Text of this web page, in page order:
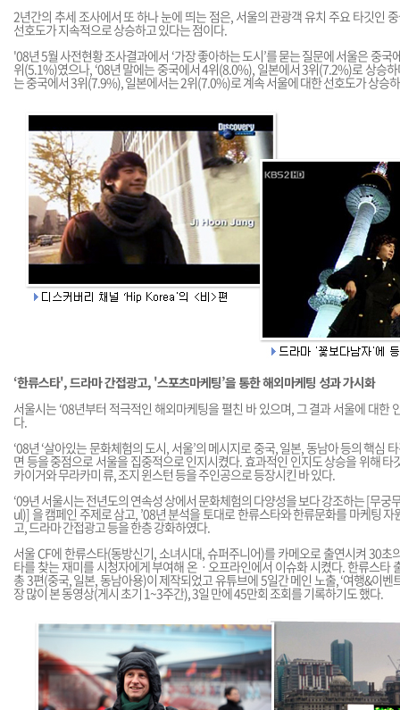
2년간의 추세 조사에서 또 하나 눈에 띄는 점은, 서울의 관광객 유치 주요 타깃인 중
선호도가 지속적으로 상승하고 있다는 점이다.
'08년 5월 사전현황 조사결과에서 ‘가장 좋아하는 도시’를 묻는 질문에 서울은 중
위(5.1%)였으나, ‘08년 말에는 중국에서 4위(8.0%), 일본에서 3위(7.2%)로 상승
는 중국에서 3위(7.9%), 일본에서는 2위(7.0%)로 계속 서울에 대한 선호도가 상승
‘한류스타', 드라마 간접광고, '스포츠마케팅’을 통한 해외마케팅 성과 가시화
서울시는 ‘08년부터 적극적인 해외마케팅을 펼친 바 있으며, 그 결과 서울에 대한
다.
‘08년 ‘살아있는 문화체험의 도시, 서울’의 메시지로 중국, 일본, 동남아 등의 핵심
면 등을 중점으로 서울을 집중적으로 인지시켰다. 효과적인 인지도 상승을 위해 타
카이거와 무라카미 류, 조지 윈스턴 등을 주인공으로 등장시킨 바 있다.
‘09년 서울시는 전년도의 연속성 상에서 문화체험의 다양성을 보다 강조하는 [무궁
ul)] 을 캠페인 주제로 삼고, ’08년 분석을 토대로 한류스타와 한류문화를 마케팅
고, 드라마 간접광고 등을 한층 강화하였다.
서울 CF에 한류스타(동방신기, 소녀시대, 슈퍼주니어)를 카메오로 출연시켜 30초
타를 찾는 재미를 시청자에게 부여해 온ㆍ오프라인에서 이슈화 시켰다. 한류스타
총 3편(중국, 일본, 동남아용)이 제작되었고 유튜브에 5일간 메인 노출, ‘여행&이벤
장 많이 본 동영상(게시 초기 1~3주간), 3일 만에 45만회 조회를 기록하기도 했다.